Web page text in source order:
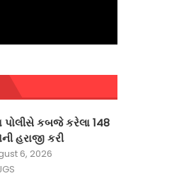
પોલીસે કબજે કરેલા 148
હરાજી કરી
6, 2026